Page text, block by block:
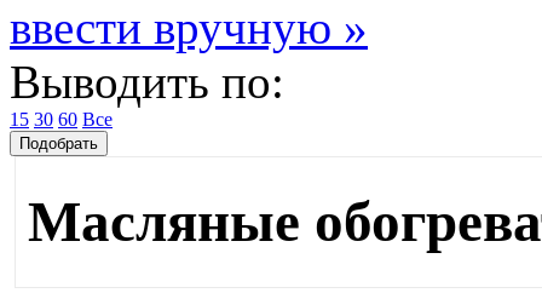
ввести вручную »
Выводить по:
15 30 60 Все
Масляные